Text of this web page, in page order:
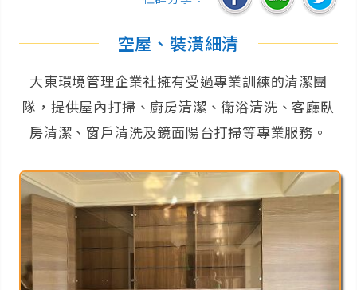
空屋、裝潢細清
大東環境管理企業社擁有受過專業訓練的清潔團
隊，提供屋內打掃、廚房清潔、衛浴清洗、客廳臥
房清潔、窗戶清洗及鏡面陽台打掃等專業服務。